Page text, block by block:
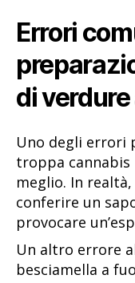
Errori
di
Uno degli errori
troppa cannabis
meglio. In
conferire un
provocare
Un altro errore
besciamella a